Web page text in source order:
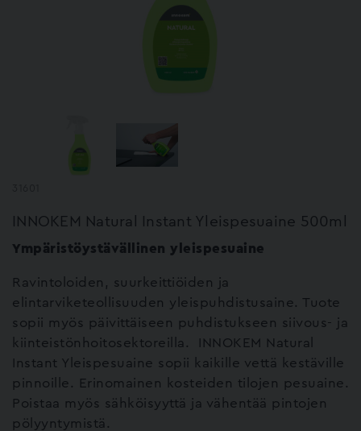
INNOKEM Natural Instant Yleispesuaine 500ml
Ympäristöystävällinen yleispesuaine
Ravintoloiden, suurkeittiöiden ja
elintarviketeollisuuden yleispuhdistusaine. Tuote
sopii myös päivittäiseen puhdistukseen siivous- ja
kiinteistönhoitosektoreilla. INNOKEM Natural
Instant Yleispesuaine sopii kaikille vettä kestäville
pinnoille. Erinomainen kosteiden tilojen pesuaine.
Poistaa myös sähköisyyttä ja vähentää pintojen
pölyyntymistä.